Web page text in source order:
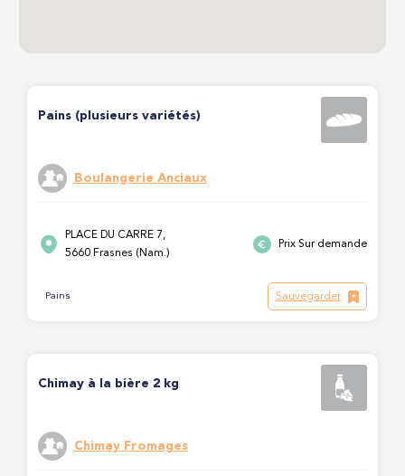
Pains (plusieurs variétés)
Boulangerie Anciaux
PLACE DU CARRE 7,
5660 Frasnes (Nam.)
Prix Sur demande
Pains Sauvegarder
Chimay à la bière 2 kg
Chimay Fromages